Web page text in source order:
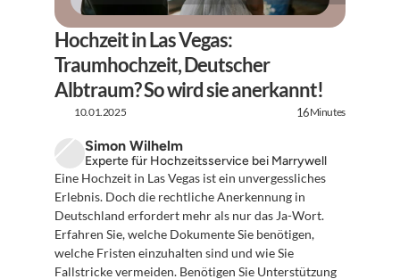
Hochzeit in Las Vegas:
Traumhochzeit, Deutscher
Albtraum? So wird sie anerkannt!
10.01.2025 16Minutes
Simon Wilhelm
Experte für Hochzeitsservice bei Marrywell
Eine Hochzeit in Las Vegas ist ein unvergessliches
Erlebnis. Doch die rechtliche Anerkennung in
Deutschland erfordert mehr als nur das Ja-Wort.
Erfahren Sie, welche Dokumente Sie benötigen,
welche Fristen einzuhalten sind und wie Sie
Fallstricke vermeiden. Benötigen Sie Unterstützung